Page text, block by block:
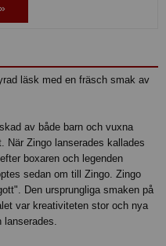
läsk med en fräsch smak av
av både barn och vuxna
När Zingo lanserades kallades
boxaren och legenden
sedan om till Zingo. Zingo
Den ursprungliga smaken på
var kreativiteten stor och nya
lanserades.